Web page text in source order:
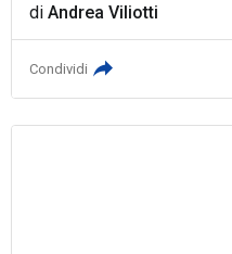
diAndrea Viliotti
Condividi